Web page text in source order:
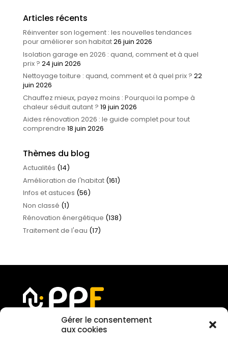
Gérer le consentement
aux cookies
Articles récents
Réinventer son logement : les nouvelles tendances
pour améliorer son habitat26 juin 2026
Isolation garage en 2026 : quand, comment et à quel
prix ? 24 juin 2026
Nettoyage toiture : quand, comment et à quel prix ? 22
juin 2026
Chauffez mieux, payez moins : Pourquoi la pompe à
chaleur séduit autant ? 19 juin 2026
Aides rénovation 2026 : le guide complet pour tout
comprendre 18 juin 2026
Thèmes du blog
Actualités (14)
Amélioration de l'habitat(161)
Infos et astuces (56)
Non classé (1)
Rénovation énergétique (138)
Traitement de l'eau (17)